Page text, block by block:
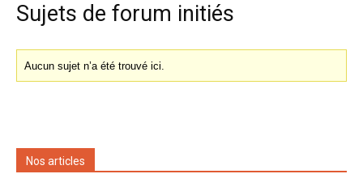
Sujets de forum initiés
Aucun sujet n’a été trouvé ici.
Nos articles